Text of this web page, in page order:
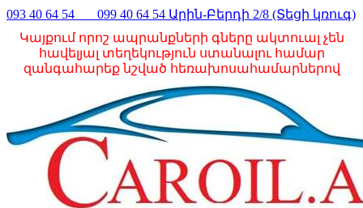
093 40 64 54 099 40 64 54 Արին-Բերդի 2/8 (Տեցի կռուգ)
Կայքում որոշ ապրանքների գները ակտուալ չեն
հավելյալ տեղեկություն ստանալու համար
զանգահարեք նշված հեռախոսահամարներով